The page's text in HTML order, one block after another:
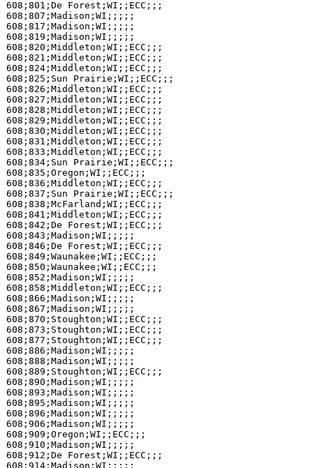
608;801;De Forest;WI;;ECC;;;
608;807;Madison;WI;;;;;
608;817;Madison;WI;;;;;
608;819;Madison;WI;;;;;
608;820;Middleton;WI;;ECC;;;
608;821;Middleton;WI;;ECC;;;
608;824;Middleton;WI;;ECC;;;
608;825;Sun Prairie;WI;;ECC;;;
608;826;Middleton;WI;;ECC;;;
608;827;Middleton;WI;;ECC;;;
608;828;Middleton;WI;;ECC;;;
608;829;Middleton;WI;;ECC;;;
608;830;Middleton;WI;;ECC;;;
608;831;Middleton;WI;;ECC;;;
608;833;Middleton;WI;;ECC;;;
608;834;Sun Prairie;WI;;ECC;;;
608;835;Oregon;WI;;ECC;;;
608;836;Middleton;WI;;ECC;;;
608;837;Sun Prairie;WI;;ECC;;;
608;838;McFarland;WI;;ECC;;;
608;841;Middleton;WI;;ECC;;;
608;842;De Forest;WI;;ECC;;;
608;843;Madison;WI;;;;;
608;846;De Forest;WI;;ECC;;;
608;849;Waunakee;WI;;ECC;;;
608;850;Waunakee;WI;;ECC;;;
608;852;Madison;WI;;;;;
608;858;Middleton;WI;;ECC;;;
608;866;Madison;WI;;;;;
608;867;Madison;WI;;;;;
608;870;Stoughton;WI;;ECC;;;
608;873;Stoughton;WI;;ECC;;;
608;877;Stoughton;WI;;ECC;;;
608;886;Madison;WI;;;;;
608;888;Madison;WI;;;;;
608;889;Stoughton;WI;;ECC;;;
608;890;Madison;WI;;;;;
608;893;Madison;WI;;;;;
608;895;Madison;WI;;;;;
608;896;Madison;WI;;;;;
608;906;Madison;WI;;;;;
608;909;Oregon;WI;;ECC;;;
608;910;Madison;WI;;;;;
608;912;De Forest;WI;;ECC;;;
608;914;Madison;WI;;;;;